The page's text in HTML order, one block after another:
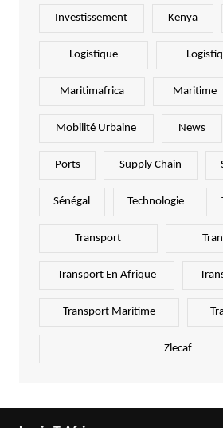
Investissement Kenya
Logistique
Maritimafrica Maritime
Mobilité Urbaine News
Ports Supply Chain
Sénégal Technologie
Transport
Transport En Afrique
Transport Maritime
Zlecaf